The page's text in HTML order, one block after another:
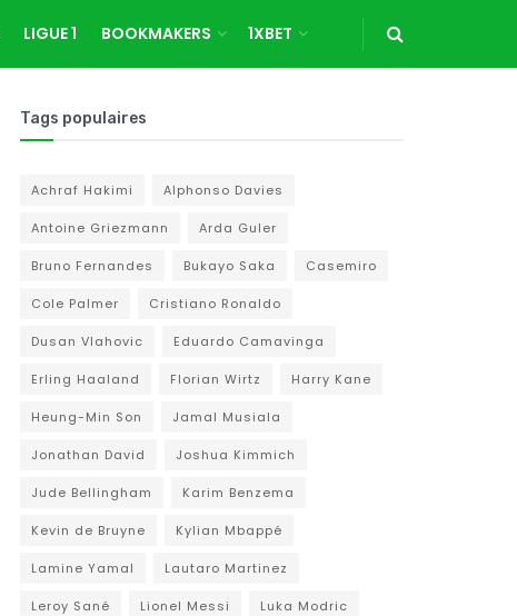
LIGUE 1 BOOKMAKERS 1XBET
Tags populaires
Achraf Hakimi Alphonso Davies
Antoine Griezmann Arda Guler
Bruno Fernandes Bukayo Saka Casemiro
Cole Palmer Cristiano Ronaldo
Dusan Vlahovic Eduardo Camavinga
Erling Haaland Florian Wirtz Harry Kane
Heung-Min Son Jamal Musiala
Jonathan David Joshua Kimmich
Jude Bellingham Karim Benzema
Kevin de Bruyne Kylian Mbappé
Lamine Yamal Lautaro Martinez
Leroy Sané Lionel Messi Luka Modric